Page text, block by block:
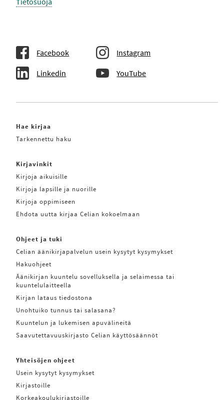
Facebook Instagram
Linkedin YouTube
Hae kirjaa
Tarkennettu haku
Kirjavinkit
Kirjoja aikuisille
Kirjoja lapsille ja nuorille
Kirjoja oppimiseen
Ehdota uutta kirjaa Celian kokoelmaan
Ohjeet ja tuki
Celian äänikirjapalvelun usein kysytyt kysymykset
Hakuohjeet
Äänikirjan kuuntelu sovelluksella ja selaimessa tai
kuuntelulaitteella
Kirjan lataus tiedostona
Unohtuiko tunnus tai salasana?
Kuuntelun ja lukemisen apuvälineitä
Saavutettavuuskirjasto Celian käyttösäännöt
Yhteisöjen ohjeet
Usein kysytyt kysymykset
Kirjastoille
Korkeakoulukirjastoille